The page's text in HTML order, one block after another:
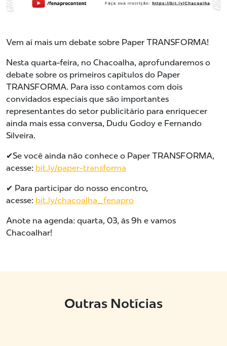
Vem aí mais um debate sobre Paper TRANSFORMA!
Nesta quarta-feira, no Chacoalha, aprofundaremos o
debate sobre os primeiros capítulos do Paper
TRANSFORMA. Para isso contamos com dois
convidados especiais que são importantes
representantes do setor publicitário para enriquecer
ainda mais essa conversa, Dudu Godoy e Fernando
Silveira.
✔Se você ainda não conhece o Paper TRANSFORMA,
acesse: bit.ly/paper-transforma
✔ Para participar do nosso encontro,
acesse: bit.ly/chacoalha_fenapro
Anote na agenda: quarta, 03, às 9h e vamos
Chacoalhar!
Outras Notícias